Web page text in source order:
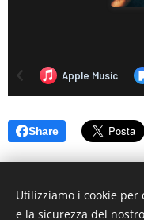
Share
Utilizziamo i cookie
e la sicurezza del